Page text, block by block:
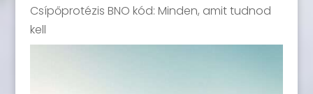
Csípőprotézis BNO kód: Minden, amit tudnod
kell